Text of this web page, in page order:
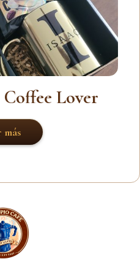
Lover
más